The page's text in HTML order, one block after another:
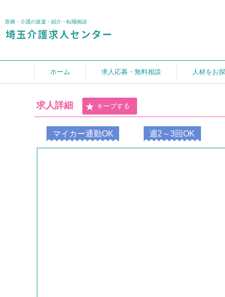
医療・介護の派遣・紹介・転職相談
ホーム 求人応募・無料相談 人材をお
求人詳細 キープする
マイカー通勤OK 週2～3回OK